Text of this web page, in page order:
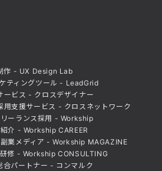
作 - UX Design Lab
ティングツール - LeadGrid
ービス - クロスデザイナー
用支援サービス - クロスネットワーク
リーランス採用 - Workship
介 - Workship CAREER
副業メディア - Workship MAGAZINE
研修 - Workship CONSULTING
合パートナー - コンマルク